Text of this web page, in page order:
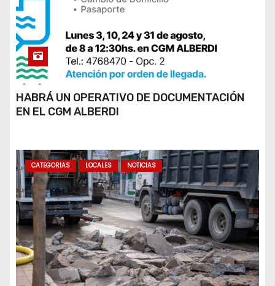
HABRÁ UN OPERATIVO DE DOCUMENTACIÓN
EN EL CGM ALBERDI
CATEGORIAS LOCALES NOTICIAS